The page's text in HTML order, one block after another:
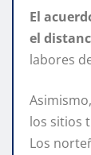
El
el
labores
los sitios
Los